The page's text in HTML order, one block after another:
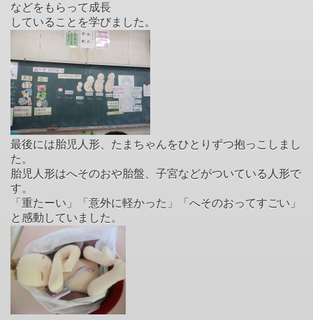
などをもらって成長
していることを学びました。
最後には胎児人形、たまちゃんをひとりずつ抱っこしまし
た。
胎児人形はへそのおや胎盤、子宮などがついている人形で
す。
「重たーい」「意外に軽かった」「へそのおってすごい」
と感動していました。